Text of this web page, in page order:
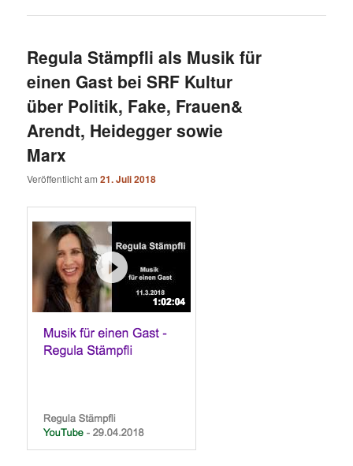
Regula Stämpfli als Musik für
einen Gast bei SRF Kultur
über Politik, Fake, Frauen&
Arendt, Heidegger sowie
Marx
Veröffentlicht am21. Juli 2018